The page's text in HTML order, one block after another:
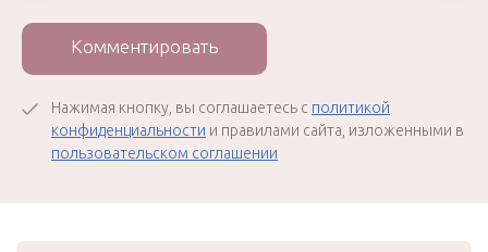
Комментировать
Нажимая кнопку, вы соглашаетесь с политикой
конфиденциальности и правилами сайта, изложенными в
пользовательском соглашении